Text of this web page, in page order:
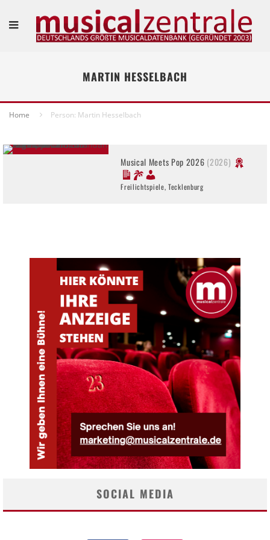
MARTIN HESSELBACH
Home Person: Martin Hesselbach
Musical Meets Pop 2026 (2026)
Freilichtspiele, Tecklenburg
SOCIAL MEDIA